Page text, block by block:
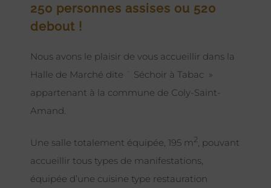
250 personnes assises ou 520
debout !
Nous avons le plaisir de vous accueillir dans la
Halle de Marché dite ¨ Séchoir à Tabac »
appartenant à la commune de Coly-Saint-
Amand.
Une salle totalement équipée, 195 m2 , pouvant
accueillir tous types de manifestations,
équipée d’une cuisine type restauration